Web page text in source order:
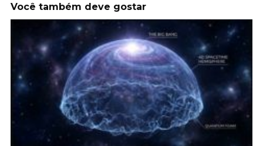
Você também deve gostar